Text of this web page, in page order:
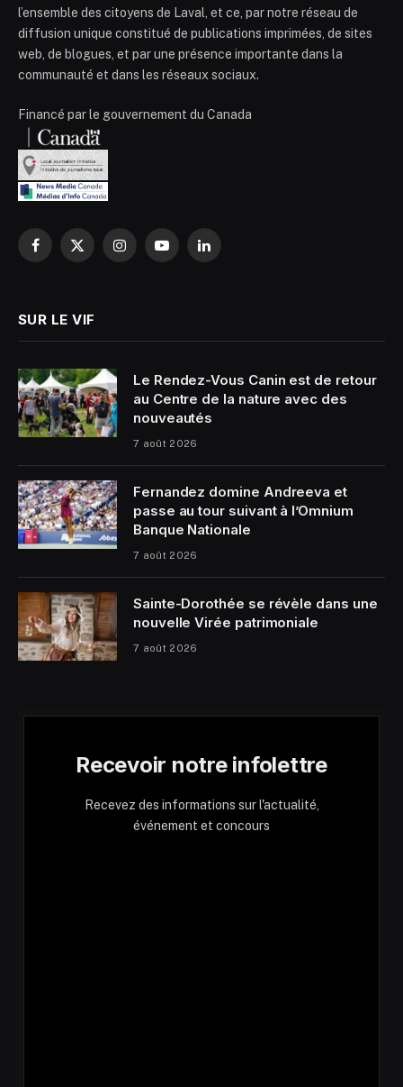
l’ensemble des citoyens de Laval, et ce, par notre réseau de
diffusion unique constitué de publications imprimées, de sites
web, de blogues, et par une présence importante dans la
communauté et dans les réseaux sociaux.
Financé par le gouvernement du Canada
Facebook
X
InstagramYouTubeLinkedIn
SUR LE VIF
Le Rendez-Vous Canin est de retour
au Centre de la nature avec des
nouveautés
7 août 2026
Fernandez domine Andreeva et
passe au tour suivant à l’Omnium
Banque Nationale
7 août 2026
Sainte-Dorothée se révèle dans une
nouvelle Virée patrimoniale
7 août 2026
Recevoir notre infolettre
Recevez des informations sur l'actualité,
événement et concours